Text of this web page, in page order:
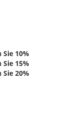
Sie 10%
Sie 15%
Sie 20%